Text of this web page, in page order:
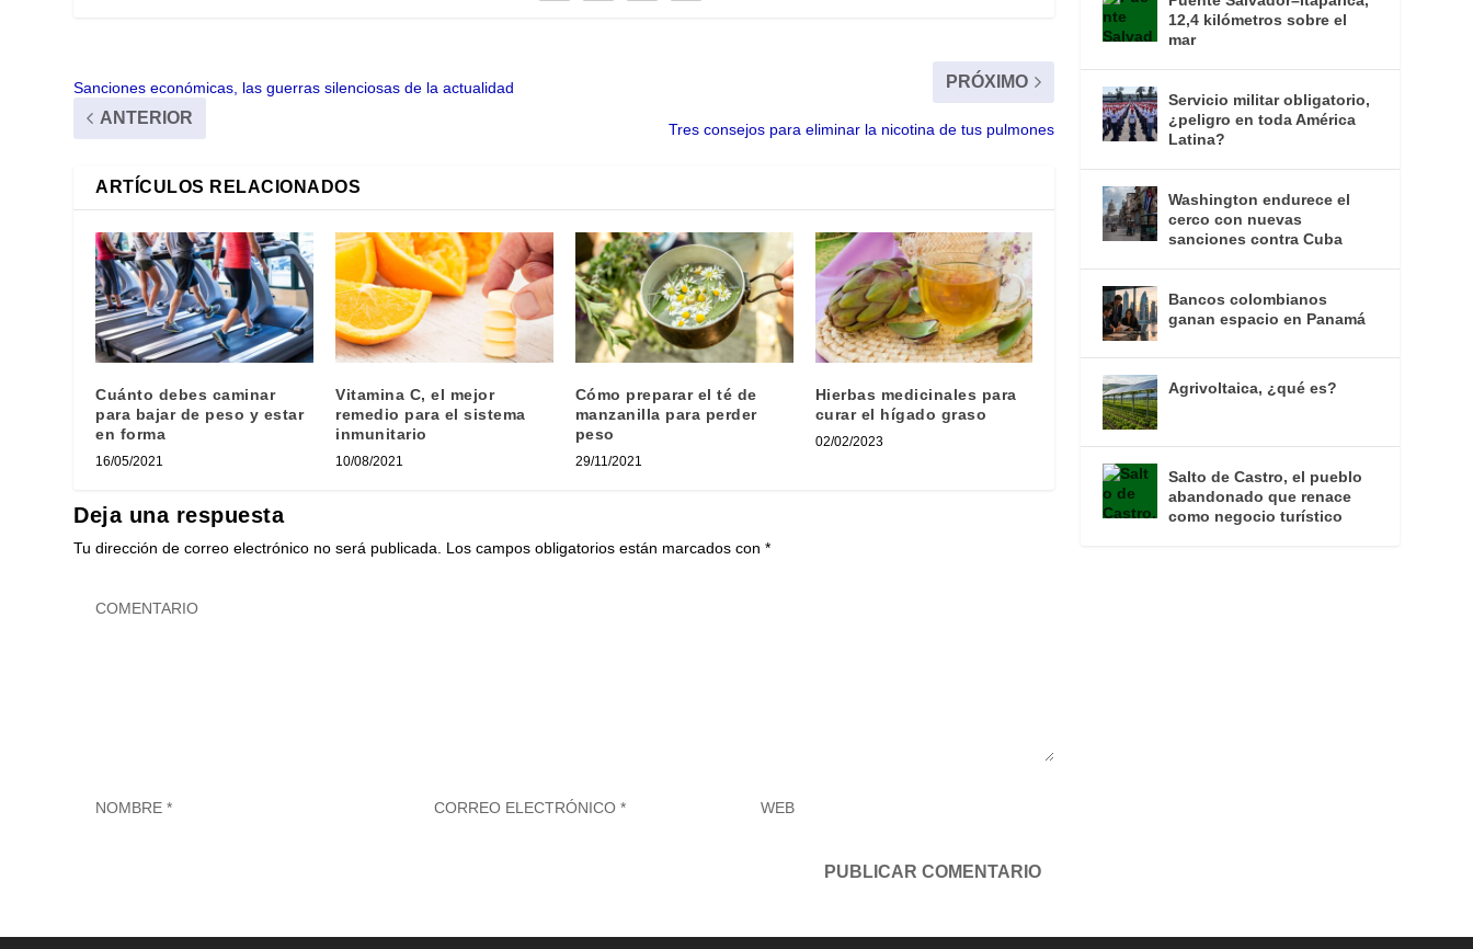
Sanciones económicas, las guerras silenciosas de la actualidad
ANTERIOR
PRÓXIMO
Tres consejos para eliminar la nicotina de tus pulmones
ARTÍCULOS RELACIONADOS
Cuánto debes caminar
para bajar de peso y estar
en forma
16/05/2021
Vitamina C, el mejor
remedio para el sistema
inmunitario
10/08/2021
Cómo preparar el té de
manzanilla para perder
peso
29/11/2021
Hierbas medicinales para
curar el hígado graso
02/02/2023
Deja una respuesta
Tu dirección de correo electrónico no será publicada. Los campos obligatorios están marcados con*
12,4 kilómetros sobre el
mar
Servicio militar obligatorio,
¿peligro en toda América
Latina?
Washington endurece el
cerco con nuevas
sanciones contra Cuba
Bancos colombianos
ganan espacio en Panamá
Agrivoltaica, ¿qué es?
Salto de Castro, el pueblo
abandonado que renace
como negocio turístico